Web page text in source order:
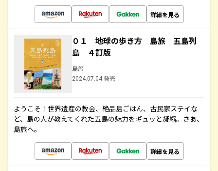
詳細を見る
０１ 地球の歩き方 島旅 五島列
島 ４訂版
島旅
2024.07.04 発売
ようこそ！世界遺産の教会、絶品島ごはん、古民家ステイな
ど、島の人が教えてくれた五島の魅力をギュッと凝縮。さあ、
島旅へ。
詳細を見る